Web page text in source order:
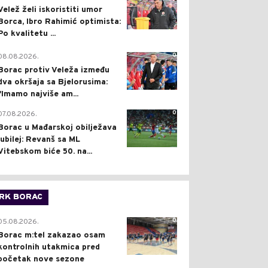
želi iskoristiti umor
Ibro Rahimić optimista:
kvalitetu ...
0
protiv Veleža između
okršaja sa Bjelorusima:
najviše am...
0
u Mađarskoj obilježava
Revanš sa ML
biće 50. na...
RK BORAC
0
m:tel zakazao osam
utakmica pred
nove sezone